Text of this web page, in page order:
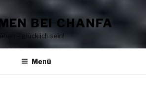
BEI CHANFA
– glücklich sein!
Menü